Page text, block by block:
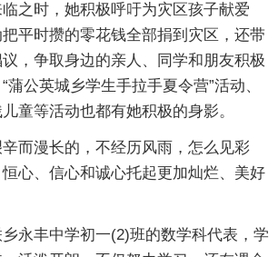
之时，她积极呼吁为灾区孩子献爱
平时攒的零花钱全部捐到灾区，还带
，争取身边的亲人、同学和朋友积极
蒲公英城乡学生手拉手夏令营”活动、
童等活动也都有她积极的身影。
而漫长的，不经历风雨，怎么见彩
心、信心和诚心托起更加灿烂、美好
永丰中学初一(2)班的数学科代表，学